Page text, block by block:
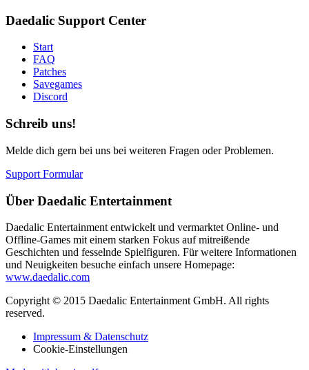
Daedalic Support Center
Start
FAQ
Patches
Savegames
Discord
Schreib uns!
Melde dich gern bei uns bei weiteren Fragen oder Problemen.
Support Formular
Über Daedalic Entertainment
Daedalic Entertainment entwickelt und vermarktet Online- und
Offline-Games mit einem starken Fokus auf mitreißende
Geschichten und fesselnde Spielfiguren. Für weitere Informationen
und Neuigkeiten besuche einfach unsere Homepage:
www.daedalic.com
Copyright © 2015 Daedalic Entertainment GmbH. All rights
reserved.
Impressum & Datenschutz
Cookie-Einstellungen